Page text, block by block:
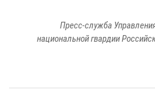
Пресс-служба
национальной гвардии